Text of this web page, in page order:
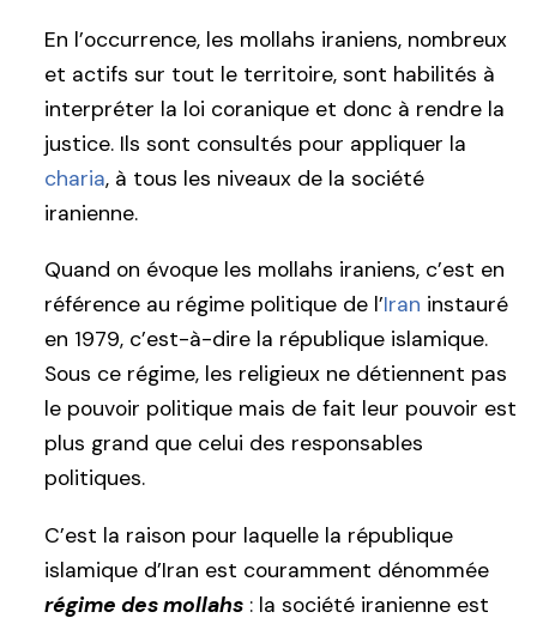
En l’occurrence, les mollahs iraniens, nombreux
et actifs sur tout le territoire, sont habilités à
interpréter la loi coranique et donc à rendre la
justice. Ils sont consultés pour appliquer la
charia, à tous les niveaux de la société
iranienne.
Quand on évoque les mollahs iraniens, c’est en
référence au régime politique de l’Iran instauré
en 1979, c’est-à-dire la république islamique.
Sous ce régime, les religieux ne détiennent pas
le pouvoir politique mais de fait leur pouvoir est
plus grand que celui des responsables
politiques.
C’est la raison pour laquelle la république
islamique d’Iran est couramment dénommée
régime des mollahs : la société iranienne est